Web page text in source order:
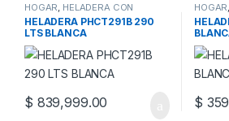
HOGAR HELADERA CON
FREEZER,HELADERAS
HELADERA PHCT291B 290
LTS BLANCA
$ 839,999.00
HOGAR
$